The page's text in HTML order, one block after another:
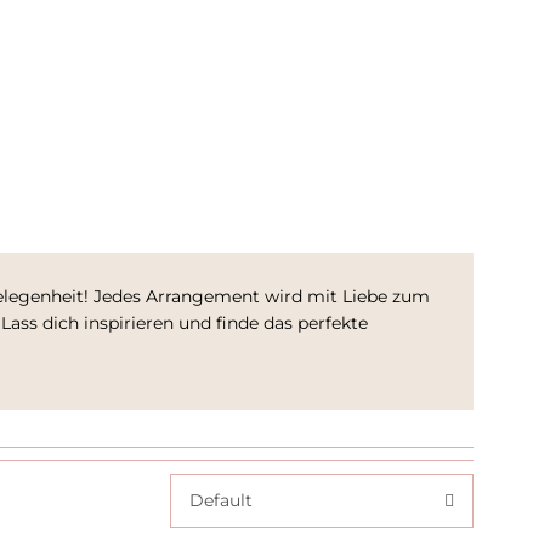
Jedes Arrangement wird mit Liebe zum
dich inspirieren und finde das perfekte
Default